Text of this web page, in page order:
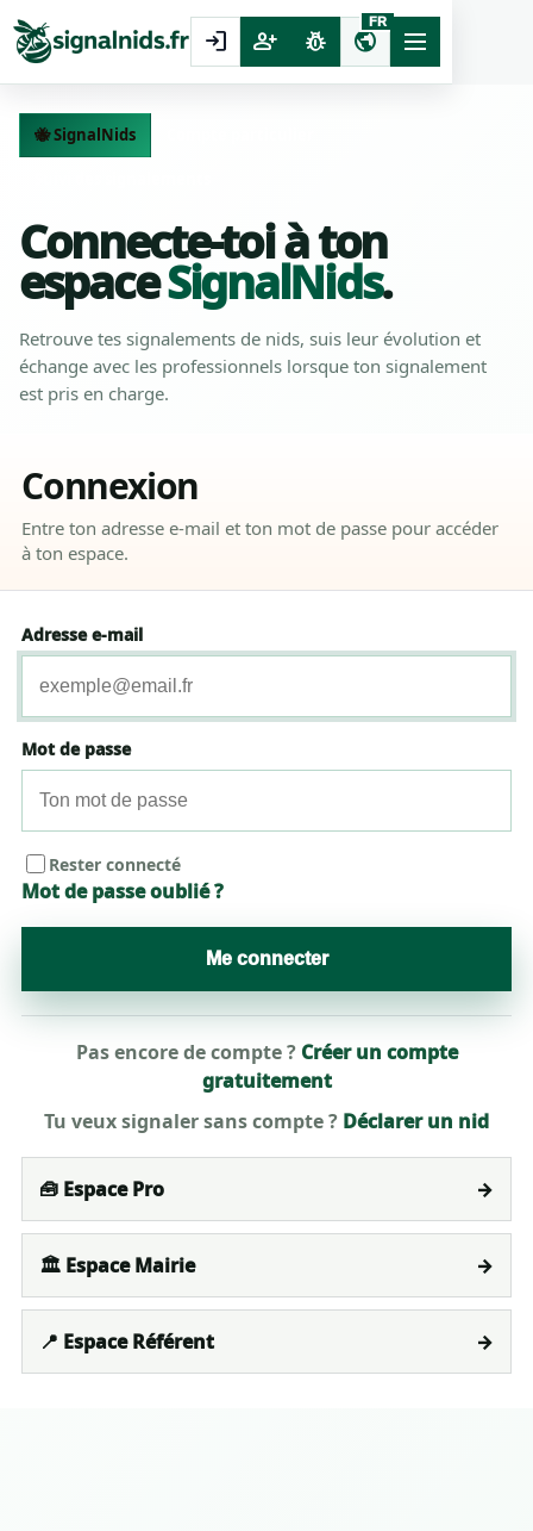
login person_add pest_control public
FR
🐝 SignalNids
Connecte-toi à ton
espaceSignalNids.
Retrouve tes signalements de nids, suis leur évolution et
échange avec les professionnels lorsque ton signalement
est pris en charge.
Connexion
Entre ton adresse e-mail et ton mot de passe pour accéder
à ton espace.
Adresse e-mail
Mot de passe
Rester connecté
Mot de passe oublié ?
Me connecter
Pas encore de compte ? Créer un compte
gratuitement
Tu veux signaler sans compte ? Déclarer un nid
🧰 Espace Pro →
🏛️ Espace Mairie →
📍 Espace Référent →